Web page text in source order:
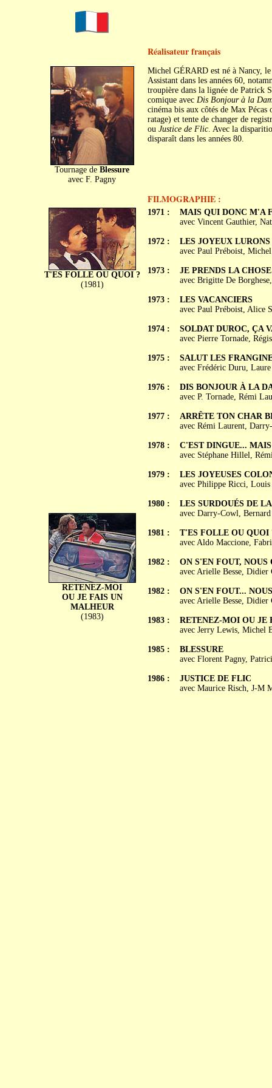
Réalisateur français
Tournage de Blessure
avec F. Pagny
Michel GÉRARD est né à Nancy,
Assistant dans les années 60,
troupière dans la lignée de Patrick
comique avec Dis Bonjour à la
cinéma bis aux côtés de Max
ratage) et tente de changer de
ouJustice de Flic. Avec la
disparaît dans les années 80.
FILMOGRAPHIE :
T'ES FOLLE OU QUOI ?
(1981)
RETENEZ-MOI
OU JE FAIS UN
MALHEUR
(1983)
1971 :
1972 :
1973 :
1973 :
1974 :
1975 :
1976 :
1977 :
1978 :
1979 :
1980 :
1981 :
1982 :
1982 :
1983 :
1985 :
1986 :
MAIS QUI DONC M'A
avec Vincent Gauthier,
LES JOYEUX LURONS
avec Paul Préboist,
JE PRENDS LA
avec Brigitte De
LES VACANCIERS
avec Paul Préboist, Alice
SOLDAT DUROC, ÇA
avec Pierre Tornade,
SALUT LES
avec Frédéric Duru,
DIS BONJOUR À LA
avec P. Tornade, Rémi
ARRÊTE TON CHAR
avec Rémi Laurent,
C'EST DINGUE...
avec Stéphane Hillel,
LES JOYEUSES
avec Philippe Ricci,
LES SURDOUÉS DE
avec Darry-Cowl,
T'ES FOLLE OU QUOI
avec Aldo Maccione,
ON S'EN FOUT, NOUS
avec Arielle Besse,
ON S'EN FOUT...
avec Arielle Besse,
RETENEZ-MOI OU JE
avec Jerry Lewis, Michel
BLESSURE
avec Florent Pagny,
JUSTICE DE FLIC
avec Maurice Risch, J-M